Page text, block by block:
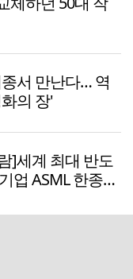
서 만난다… 역
의 장'
]세계 최대 반도
업 ASML 한종호